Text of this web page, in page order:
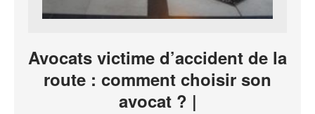
Avocats victime d’accident de la
route : comment choisir son
avocat ? |